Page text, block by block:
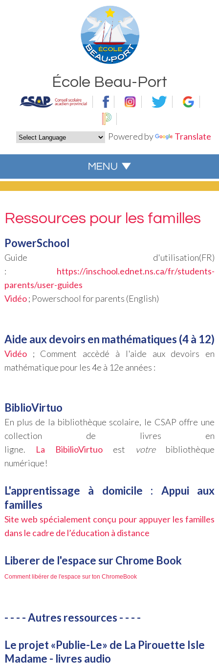
Powered by Translate
École Beau-Port
Ressources pour les familles
PowerSchool
Guide d'utilisation(FR)
: https://inschool.ednet.ns.ca/fr/students-
parents/user-guides
Vidéo; Powerschool for parents (English)
Aide aux devoirs en mathématiques (4 à 12)
Vidéo; Comment accèdé à l'aide aux devoirs en
mathématique pour les 4e à 12e années :
BiblioVirtuo
En plus de la bibliothèque scolaire, le CSAP offre une
collection de livres en
ligne. La BibilioVirtuoest votrebibliothèque
numérique!
L'apprentissage à domicile : Appui aux
familles
Site web spécialement conçu pour appuyer les familles
dans le cadre de l’éducation à distance
Liberer de l'espace sur Chrome Book
Comment libérer de l'espace sur ton ChromeBook
- - - - Autres ressources - - - -
Le projet «Publie-Le» de La Pirouette Isle
Madame - livres audio